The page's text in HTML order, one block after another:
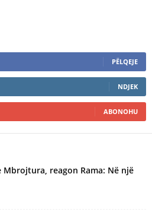
PËLQEJE
NDJEK
ABONOHU
reagon Rama: Në një